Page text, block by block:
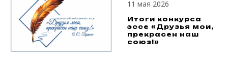
11 мая 2026
Итоги конкурса
эссе «Друзья мои,
прекрасен наш
союз!»